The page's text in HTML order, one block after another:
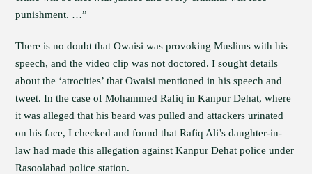
punishment. …”
There is no doubt that Owaisi was provoking Muslims with his
speech, and the video clip was not doctored. I sought details
about the ‘atrocities’ that Owaisi mentioned in his speech and
tweet. In the case of Mohammed Rafiq in Kanpur Dehat, where
it was alleged that his beard was pulled and attackers urinated
on his face, I checked and found that Rafiq Ali’s daughter-in-
law had made this allegation against Kanpur Dehat police under
Rasoolabad police station.